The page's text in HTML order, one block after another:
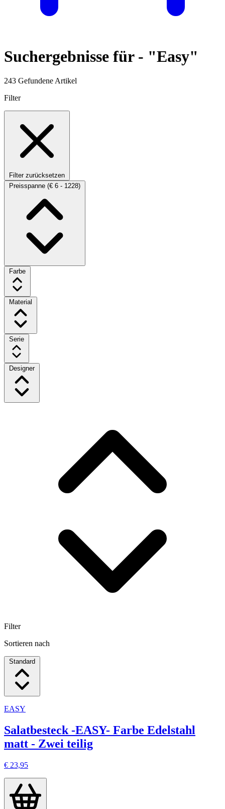
Suchergebnisse für - "Easy"
243 Gefundene Artikel
Filter
Filter zurücksetzen
Preisspanne (€ 6 - 1228)
Farbe
Material
Serie
Designer
Filter
Sortieren nach
Standard
EASY
Salatbesteck -EASY- Farbe Edelstahl
matt - Zwei teilig
€ 23,95